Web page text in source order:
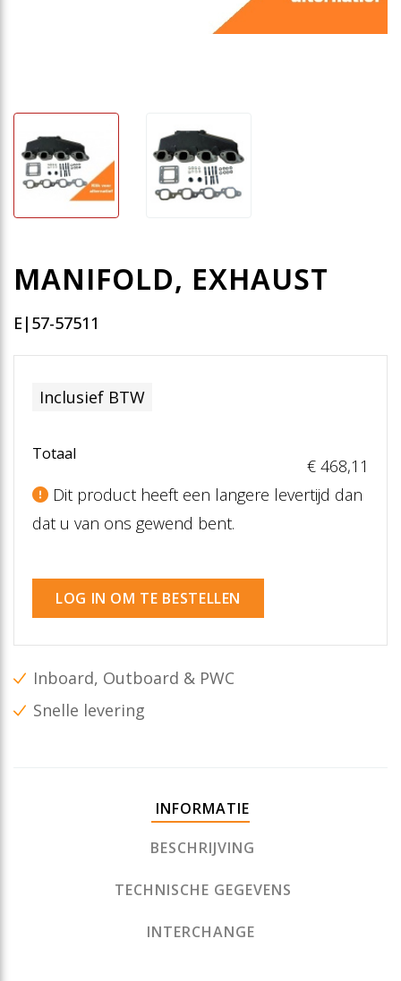
MANIFOLD, EXHAUST
E|57-57511
Inclusief BTW
Totaal
€ 468,11
Dit product heeft een langere levertijd dan
dat u van ons gewend bent.
LOG IN OM TE BESTELLEN
Inboard, Outboard & PWC
Snelle levering
INFORMATIE
BESCHRIJVING
TECHNISCHE GEGEVENS
INTERCHANGE